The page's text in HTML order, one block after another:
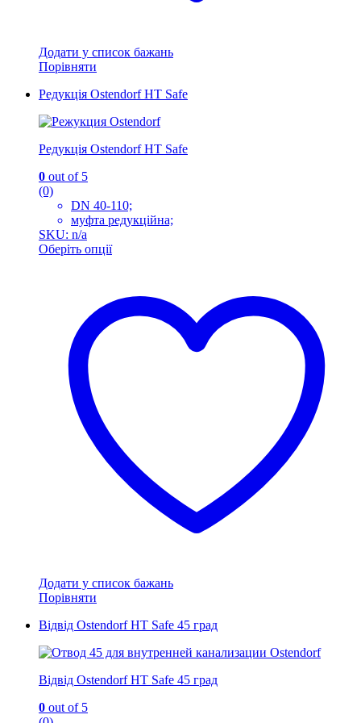
Додати у список бажань
Порівняти
Редукція Ostendorf HT Safe
Редукція Ostendorf HT Safe
0 out of 5
(0)
DN 40-110;
муфта редукційна;
SKU: n/a
Оберіть опції
варіантів.
Параметри
можна
вибрати
сторінці
товару
Додати у список бажань
Порівняти
Відвід Ostendorf HT Safe 45 град
Відвід Ostendorf HT Safe 45 град
0 out of 5